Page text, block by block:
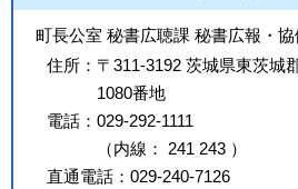
町長公室 秘書広聴課 秘書広報・
住所： 〒311-3192 茨城県東茨城
1080番地
電話： 029-292-1111
（内線 ： 241 243 ）
直通電話： 029-240-7126